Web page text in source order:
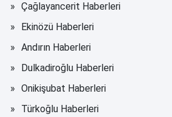
Çağlayancerit Haberleri
Ekinözü Haberleri
Andırın Haberleri
Dulkadiroğlu Haberleri
Onikişubat Haberleri
Türkoğlu Haberleri